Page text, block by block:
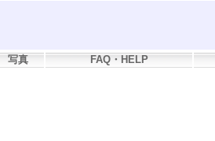
写真 FAQ・HELP